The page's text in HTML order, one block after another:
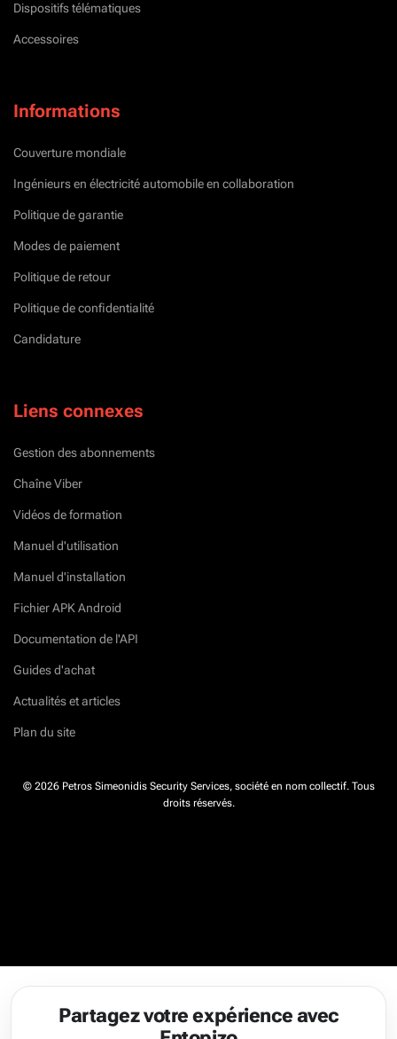
Dispositifs télématiques
Accessoires
Informations
Couverture mondiale
Ingénieurs en électricité automobile en collaboration
Politique de garantie
Modes de paiement
Politique de retour
Politique de confidentialité
Candidature
Liens connexes
Gestion des abonnements
Chaîne Viber
Vidéos de formation
Manuel d'utilisation
Manuel d'installation
Fichier APK Android
Documentation de l'API
Guides d'achat
Actualités et articles
Plan du site
© 2026 Petros Simeonidis Security Services, société en nom collectif. Tous
droits réservés.
Partagez votre expérience avec